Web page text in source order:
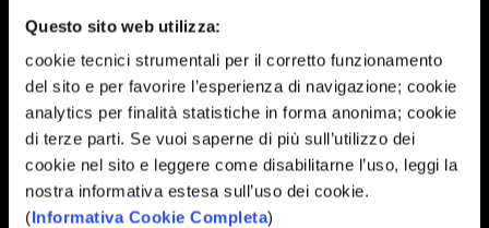
Questo sito web utilizza:
cookie tecnici strumentali per il corretto funzionamento
del sito e per favorire l’esperienza di navigazione; cookie
analytics per finalità statistiche in forma anonima; cookie
di terze parti. Se vuoi saperne di più sull’utilizzo dei
cookie nel sito e leggere come disabilitarne l’uso, leggi la
nostra informativa estesa sull’uso dei cookie.
(Informativa Cookie Completa)